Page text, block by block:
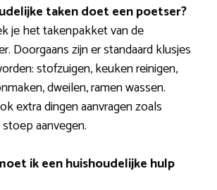
taken doet een poetser?
je het takenpakket van de
Doorgaans zijn er standaard klusjes
stofzuigen, keuken reinigen,
dweilen, ramen wassen.
extra dingen aanvragen zoals
aanvegen.
ik een huishoudelijke hulp